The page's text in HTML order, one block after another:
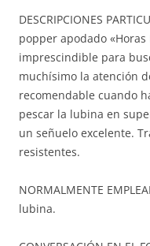
DESCRIPCIONES
popper apodado
imprescindible para
muchísimo la atención
recomendable cuando
pescar la lubina en
un señuelo excelente.
resistentes.
NORMALMENTE
lubina.